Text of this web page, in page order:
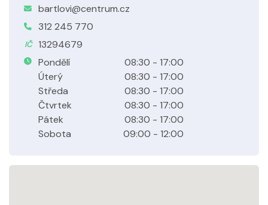
bartlovi@centrum.cz
312 245 770
IČ
13294679
Pondělí
08:30 - 17:00
Úterý
08:30 - 17:00
Středa
08:30 - 17:00
Čtvrtek
08:30 - 17:00
Pátek
08:30 - 17:00
Sobota
09:00 - 12:00